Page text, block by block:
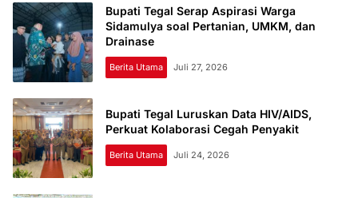
Bupati Tegal Serap Aspirasi Warga
Sidamulya soal Pertanian, UMKM, dan
Drainase
Berita Utama Juli 27, 2026
Bupati Tegal Luruskan Data HIV/AIDS,
Perkuat Kolaborasi Cegah Penyakit
Berita Utama Juli 24, 2026